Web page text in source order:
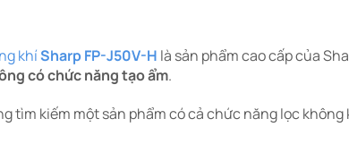
khíSharp FP-J50V-H là sản phẩm cao cấp của
có chức năng tạo ẩm.
tìm kiếm một sản phẩm có cả chức năng lọc